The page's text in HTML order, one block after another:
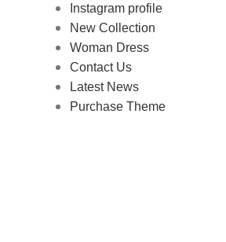
Instagram profile
New Collection
Woman Dress
Contact Us
Latest News
Purchase Theme